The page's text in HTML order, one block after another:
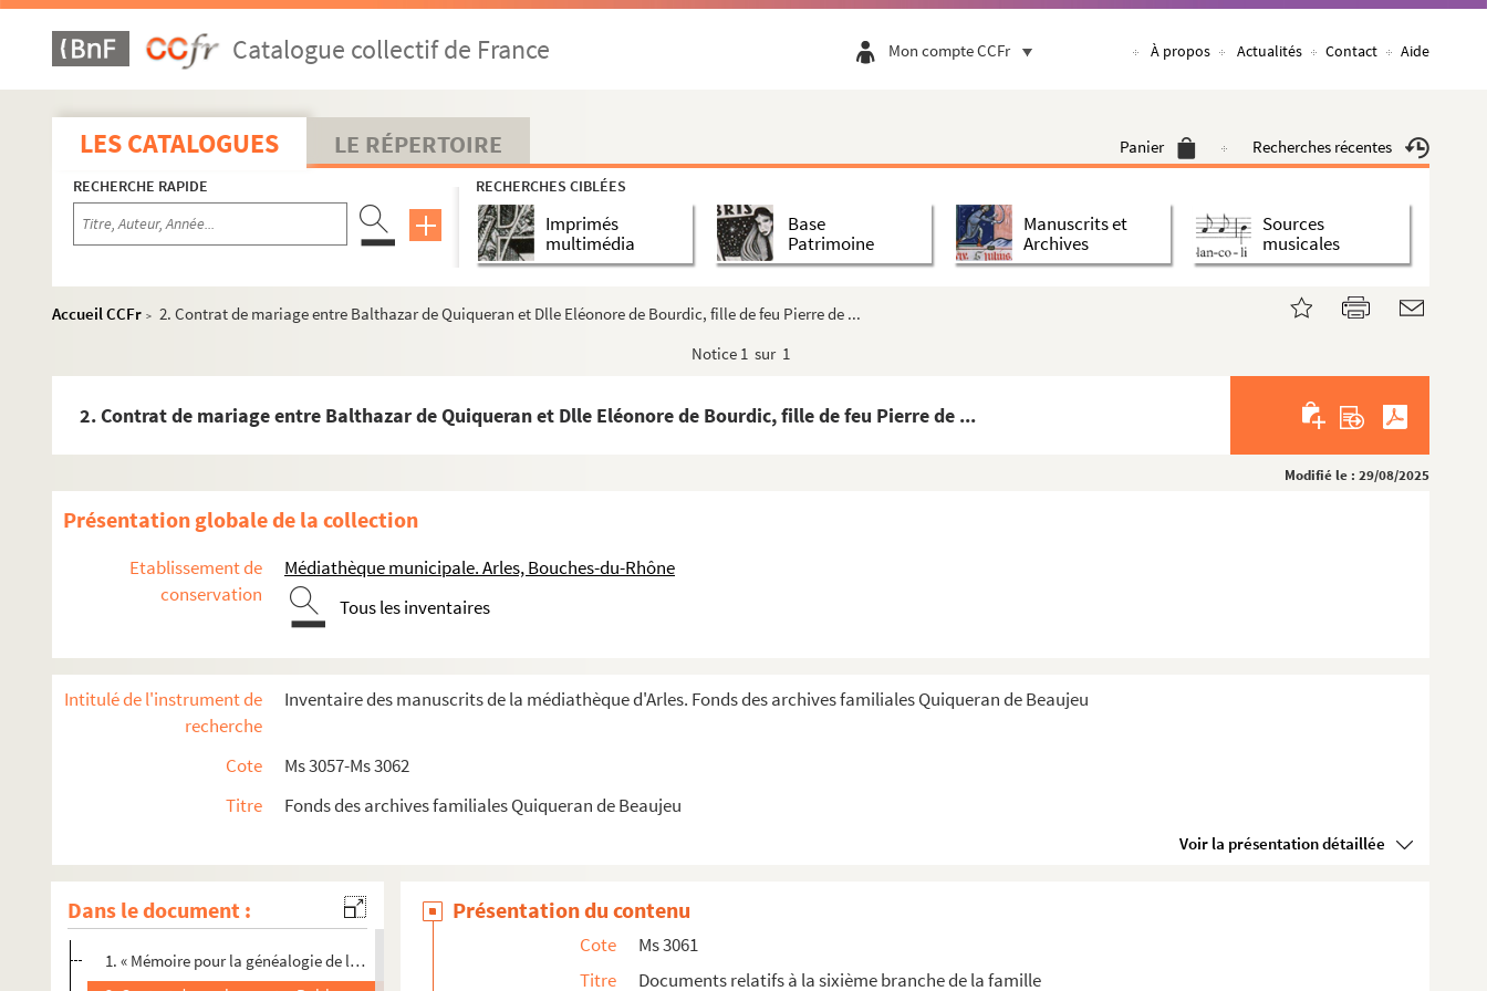
Catalogue collectif de France Mon compte CCFr À propos Actualités Contact Aide
LES CATALOGUES LE RÉPERTOIRE Panier Recherches récentes
RECHERCHE RAPIDE RECHERCHES CIBLÉES
Imprimés
multimédia
Base
Patrimoine
Manuscrits et
Archives
Sources
musicales
Accueil CCFr > 2. Contrat de mariage entre Balthazar de Quiqueran et Dlle Eléonore de Bourdic, fille de feu Pierre de ...
Notice 1 sur 1
2. Contrat de mariage entre Balthazar de Quiqueran et Dlle Eléonore de Bourdic, fille de feu Pierre de ...
Modifié le : 29/08/2025
Présentation globale de la collection
Etablissement de
conservation
Médiathèque municipale. Arles, Bouches-du-Rhône
Tous les inventaires
Intitulé de l'instrument de
recherche
Inventaire des manuscrits de la médiathèque d'Arles. Fonds des archives familiales Quiqueran de Beaujeu
Cote
Ms 3057-Ms 3062
Titre
Fonds des archives familiales Quiqueran de Beaujeu
Voir la présentation détaillée
Dans le document :
Ms 3058. L’astronomie de Pierre de Quiqueran de Beaujeu
Ms 3060. Documents relatifs à la famille de Quiqueran de Beaujeu.
Ms 3061. Documents relatifs à la sixième branche de la famille
1. « Mémoire pour la généalogie de la Maison de Quiqueran qui m’a été remis par M. l’Aîné Bonioti de Pe...
Présentation du contenu
Cote
Ms 3061
Titre
Documents relatifs à la sixième branche de la famille